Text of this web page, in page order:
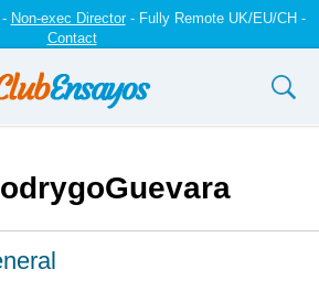
Non-exec Director- Fully Remote UK/EU/CH -
Contact